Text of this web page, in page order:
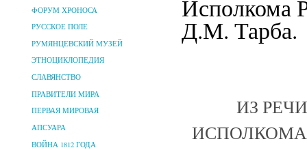
ФОРУМ ХРОНОСА
РУССКОЕ ПОЛЕ
РУМЯНЦЕВСКИЙ МУЗЕЙ
ЭТНОЦИКЛОПЕДИЯ
СЛАВЯНСТВО
ПРАВИТЕЛИ МИРА
ПЕРВАЯ МИРОВАЯ
АПСУАРА
ВОЙНА 1812 ГОДА
Исполкома
Д.М. Тарба.
ИЗ
ИСПОЛКОМА